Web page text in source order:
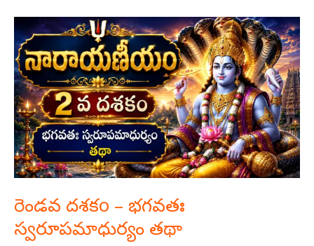
రెండవ దశకo – భగవతః
స్వరూపమాధుర్యం తథా
రెండవ
దశకo
–
భగవతః
స్వరూపమాధుర్యం
తథా